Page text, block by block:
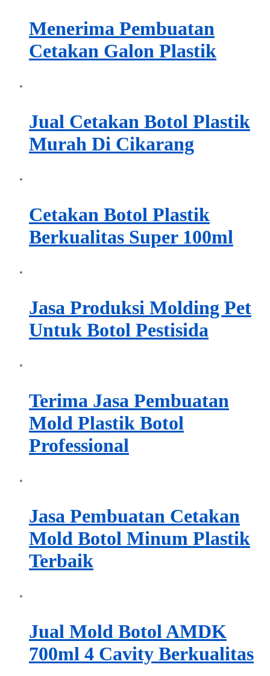
Menerima Pembuatan
Cetakan Galon Plastik
Jual Cetakan Botol Plastik
Murah Di Cikarang
Cetakan Botol Plastik
Berkualitas Super 100ml
Jasa Produksi Molding Pet
Untuk Botol Pestisida
Terima Jasa Pembuatan
Mold Plastik Botol
Professional
Jasa Pembuatan Cetakan
Mold Botol Minum Plastik
Terbaik
Jual Mold Botol AMDK
700ml 4 Cavity Berkualitas